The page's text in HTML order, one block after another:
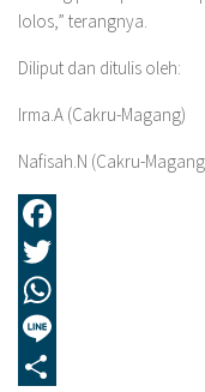
lolos,” terangnya.
Diliput dan ditulis oleh:
Irma.A (Cakru-Magang)
Nafisah.N (Cakru-
Facebook
Twitter
WhatsApp
Line